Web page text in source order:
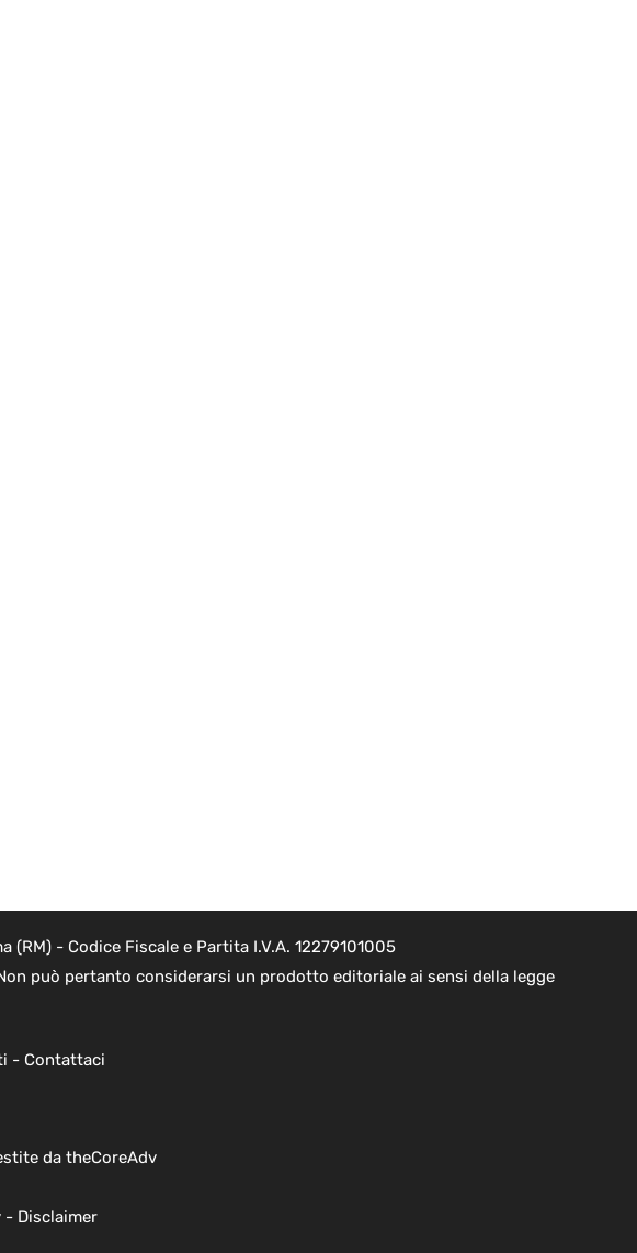
(RM) - Codice Fiscale e Partita I.V.A. 12279101005
può pertanto considerarsi un prodotto editoriale ai sensi della legge
- Contattaci
da theCoreAdv
- Disclaimer